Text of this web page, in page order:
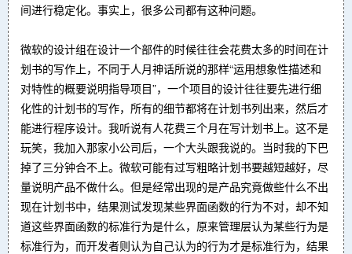
间进行稳定化。事实上，很多公司都有这种问题。
微软的设计组在设计一个部件的时候往往会花费太多的时间在计
划书的写作上，不同于人月神话所说的那样“运用想象性描述和
对特性的概要说明指导项目”，一个项目的设计往往要先进行细
化性的计划书的写作，所有的细节都将在计划书列出来，然后才
能进行程序设计。我听说有人花费三个月在写计划书上。这不是
玩笑，我加入那家小公司后，一个大头跟我说的。当时我的下巴
掉了三分钟合不上。微软可能有过写粗略计划书要越短越好，尽
量说明产品不做什么。但是经常出现的是产品究竟做些什么不出
现在计划书中，结果测试发现某些界面函数的行为不对，却不知
道这些界面函数的标准行为是什么，原来管理层认为某些行为是
标准行为，而开发者则认为自己认为的行为才是标准行为，结果